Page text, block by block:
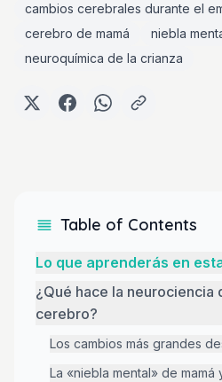
cambios cerebrales durante el
cerebro de mamá
niebla
neuroquímica de la crianza
Table of Contents
Lo que aprenderás en
¿Qué hace la neurociencia
cerebro?
Los cambios más grandes
La «niebla mental» de mamá